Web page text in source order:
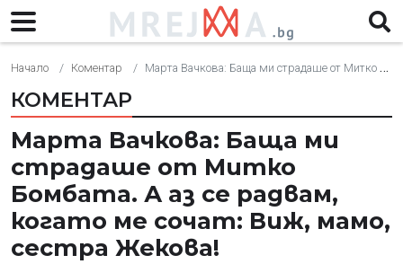
Начало Коментар Марта Вачкова: Баща ми страдаше от Митко Бомбата. А аз се радвам, когато ме сочат: Виж, мамо, сестра Жекова!
КОМЕНТАР
Марта Вачкова: Баща ми
страдаше от Митко
Бомбата. А аз се радвам,
когато ме сочат: Виж, мамо,
сестра Жекова!